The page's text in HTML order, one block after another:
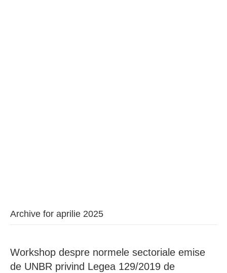
Archive for aprilie 2025
Workshop despre normele sectoriale emise
de UNBR privind Legea 129/2019 de